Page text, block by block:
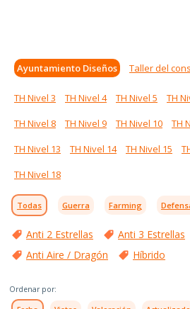
Ayuntamiento Diseños Taller del
TH Nivel 3 TH Nivel 4 TH Nivel 5 TH
TH Nivel 8
TH Nivel 9 TH Nivel 10 TH
TH Nivel 13
TH Nivel 14 TH Nivel 15
TH Nivel 18
Todas Guerra Farming
Anti 2 Estrellas Anti 3 Estrellas
Anti Aire / Dragón
Híbrido
Ordenar por: